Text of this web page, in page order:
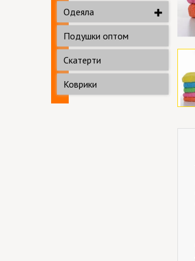
Одеяла
Подушки оптом
Скатерти
Коврики